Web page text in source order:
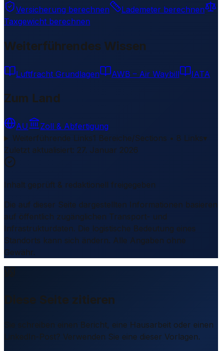
Versicherung berechnen
Lademeter berechnen
Taxgewicht berechnen
Weiterführendes Wissen
Luftfracht Grundlagen AWB – Air Waybill IATA
Zum Land
AU
Zoll & Abfertigung
Weiterführende Links1 Bereiche/Sections • 8 Links▾
Zuletzt aktualisiert: 27. Januar 2026
Inhalt geprüft & redaktionell freigegeben
Die auf dieser Seite dargestellten Informationen basieren
auf öffentlich zugänglichen Transport- und
Infrastrukturdaten. Die logistische Bedeutung eines
Standorts kann sich ändern. Alle Angaben ohne
Gewähr.
Diese Seite zitieren
Sie schreiben einen Bericht, eine Hausarbeit oder einen
LinkedIn-Post? Verwenden Sie eine dieser Vorlagen.